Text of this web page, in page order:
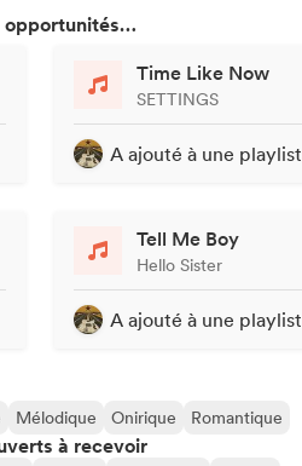
opportunités…
Time Like Now
SETTINGS
A ajouté à une playlist
Tell Me Boy
Hello Sister
A ajouté à une playlist
Mélodique Onirique Romantique
à recevoir